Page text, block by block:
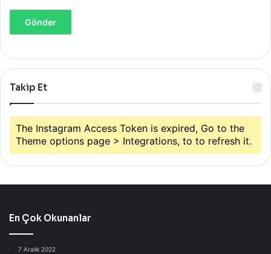
Takip Et
The Instagram Access Token is expired, Go to the
Theme options page > Integrations, to to refresh it.
En Çok Okunanlar
7 Aralık 2022